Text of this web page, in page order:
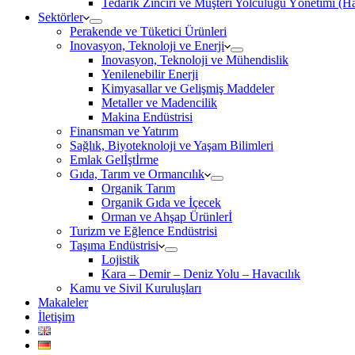
Tedarik Zinciri ve Müşteri Yolculuğu Yönetimi
Sektörler
Perakende ve Tüketici Ürünleri
Inovasyon, Teknoloji ve Enerji
Inovasyon, Teknoloji ve Mühendislik
Yenilenebilir Enerji
Kimyasallar ve Gelişmiş Maddeler
Metaller ve Madencilik
Makina Endüstrisi
Finansman ve Yatırım
Sağlık, Biyoteknoloji ve Yaşam Bilimleri
Emlak Gelİştİrme
Gıda, Tarım ve Ormancılık
Organik Tarım
Organik Gıda ve İçecek
Orman ve Ahşap Ürünlerİ
Turizm ve Eğlence Endüstrisi
Taşıma Endüstrisi
Lojistik
Kara – Demir – Deniz Yolu – Havacılık
Kamu ve Sivil Kuruluşları
Makaleler
İletişim